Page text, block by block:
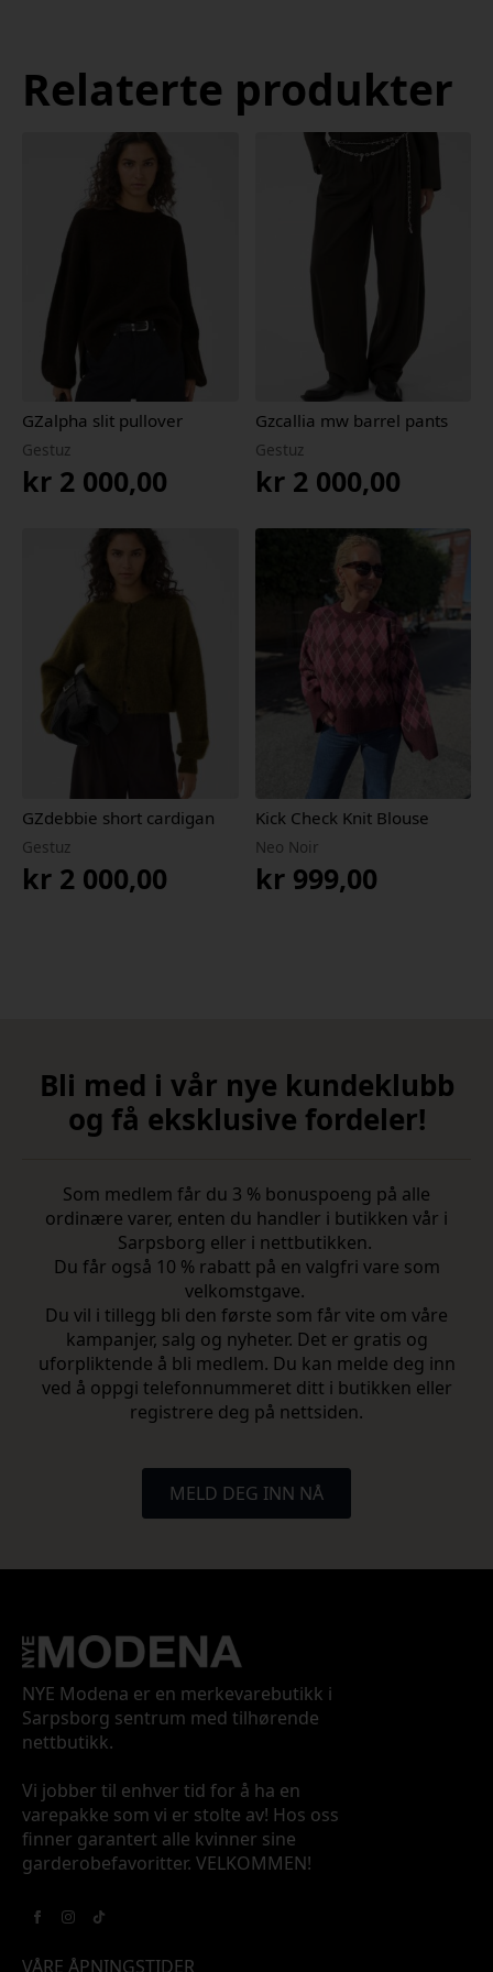
Relaterte produkter
GZalpha slit pullover
Gestuz
kr 2 000,00
Gzcallia mw barrel pants
Gestuz
kr2 000,00
GZdebbie short cardigan
Gestuz
kr 2 000,00
Kick Check Knit Blouse
Neo Noir
kr999,00
Bli med i vår nye kundeklubb
og få eksklusive fordeler!
Som medlem får du 3 % bonuspoeng på alle
ordinære varer, enten du handler i butikken vår i
Sarpsborg eller i nettbutikken.
Du får også 10 % rabatt på en valgfri vare som
velkomstgave.
Du vil i tillegg bli den første som får vite om våre
kampanjer, salg og nyheter. Det er gratis og
uforpliktende å bli medlem. Du kan melde deg inn
ved å oppgi telefonnummeret ditt i butikken eller
registrere deg på nettsiden.
MELD DEG INN NÅ
NYE Modena er en merkevarebutikk i
Sarpsborg sentrum med tilhørende
nettbutikk.
Vi jobber til enhver tid for å ha en
varepakke som vi er stolte av! Hos oss
finner garantert alle kvinner sine
garderobefavoritter. VELKOMMEN!
VÅRE ÅPNINGSTIDER